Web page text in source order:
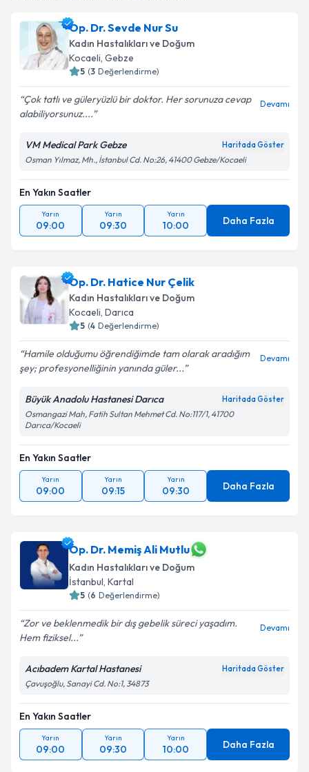
Op. Dr. Sevde Nur Su
Kadın Hastalıkları ve Doğum
Kocaeli, Gebze
5 (3 Değerlendirme)
Çok tatlı ve güleryüzlü bir doktor. Her sorunuza cevap
alabiliyorsunuz....
Devamı
VM Medical Park Gebze Haritada Göster
Osman Yılmaz, Mh., İstanbul Cd. No:26, 41400 Gebze/Kocaeli
En Yakın Saatler
Yarın
09:00
Yarın
09:30
Yarın
10:00 Daha Fazla
Op. Dr. Hatice Nur Çelik
Kadın Hastalıkları ve Doğum
Kocaeli, Darıca
5 (4 Değerlendirme)
Hamile olduğumu öğrendiğimde tam olarak aradığım
şey; profesyonelliğinin yanında güler...
Devamı
Büyük Anadolu Hastanesi Darıca Haritada Göster
Osmangazi Mah, Fatih Sultan Mehmet Cd. No:117/1, 41700
Darıca/Kocaeli
En Yakın Saatler
Yarın
09:00
Yarın
09:15
Yarın
09:30 Daha Fazla
Op. Dr. Memiş Ali Mutlu
Kadın Hastalıkları ve Doğum
İstanbul, Kartal
5 (6 Değerlendirme)
Zor ve beklenmedik bir dış gebelik süreci yaşadım.
Hem fiziksel...
Devamı
Acıbadem Kartal Hastanesi Haritada Göster
Çavuşoğlu, Sanayi Cd. No:1, 34873
En Yakın Saatler
Yarın
09:00
Yarın
09:30
Yarın
10:00 Daha Fazla